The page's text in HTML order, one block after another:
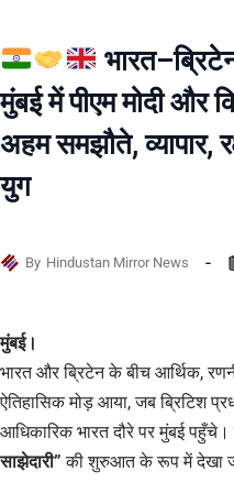
मुंबई में पीएम मोदी और
अहम समझौते, व्यापार,
युग
By Hindustan Mirror News
मुंबई।
भारत और ब्रिटेन के बीच आर्थिक,
ऐतिहासिक मोड़ आया, जब ब्रिटिश
आधिकारिक भारत दौरे पर मुंबई पहुँचे।
साझेदारी” की शुरुआत के रूप में देखा